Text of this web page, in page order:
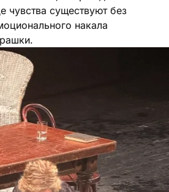
чувства существуют без
накала